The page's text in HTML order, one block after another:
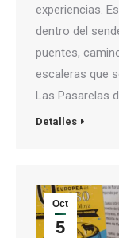
experiencias.
dentro del
puentes,
escaleras que
Las Pasarelas
Detalles
Oct
5